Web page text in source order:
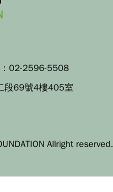
02-2596-5508
段69號4樓405室
Allright reserved.